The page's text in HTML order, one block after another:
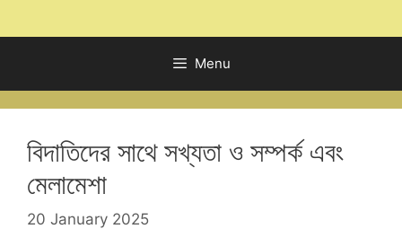
Menu
বিদাতিদের সাথে সখ্যতা ও সম্পর্ক এবং
মেলামেশা
20 January 2025